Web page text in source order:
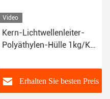
Video
Kern-Lichtwellenleiter-
Polyäthylen-Hülle 1kg/Km
Erhalten Sie besten Preis